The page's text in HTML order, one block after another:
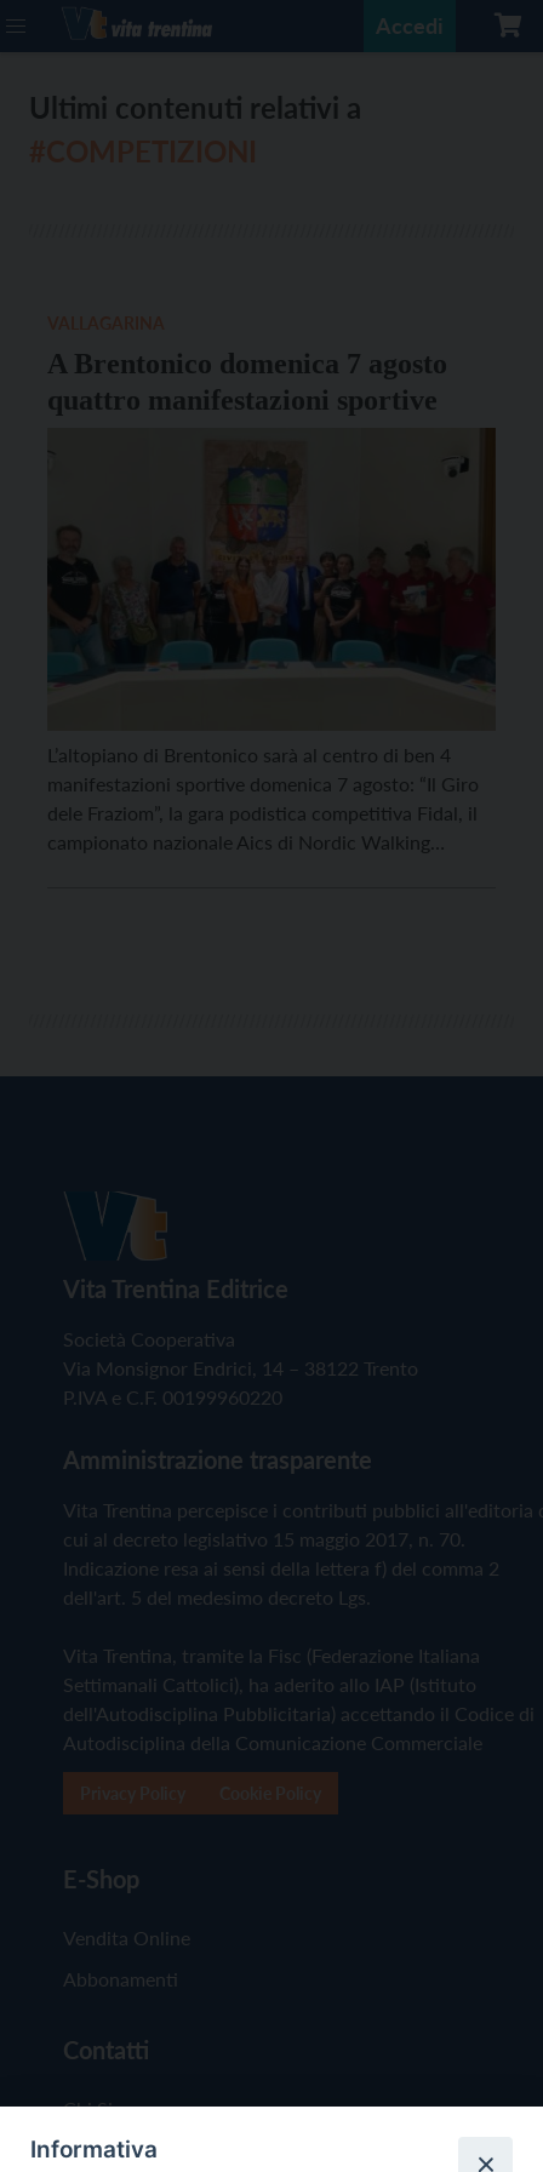
Accedi
Ultimi contenuti relativi a
A Brentonico domenica 7 agosto
quattro manifestazioni sportive
L’altopiano di Brentonico sarà al centro di ben 4
manifestazioni sportive domenica 7 agosto: “Il Giro
dele Fraziom”, la gara podistica competitiva Fidal, il
campionato nazionale Aics di Nordic Walking
Vita Trentina Editrice
Società Cooperativa
Via Monsignor Endrici, 14 – 38122 Trento
P.IVA e C.F. 00199960220
Amministrazione trasparente
Vita Trentina percepisce i contributi pubblici all'editoria
cui al decreto legislativo 15 maggio 2017, n. 70.
Indicazione resa ai sensi della lettera f) del comma 2
dell'art. 5 del medesimo decreto Lgs.
Vita Trentina, tramite la Fisc (Federazione Italiana
Settimanali Cattolici), ha aderito allo IAP (Istituto
dell'Autodisciplina Pubblicitaria) accettando il Codice di
Autodisciplina della Comunicazione Commerciale
E-Shop
Vendita Online
Abbonamenti
Contatti
Chi Siamo
Redazione
Informativa